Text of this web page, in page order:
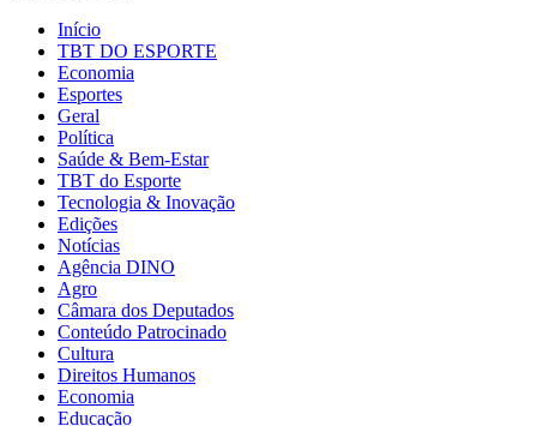
Início
TBT DO ESPORTE
Economia
Esportes
Geral
Política
Saúde & Bem-Estar
TBT do Esporte
Tecnologia & Inovação
Edições
Notícias
Agência DINO
Agro
Câmara dos Deputados
Conteúdo Patrocinado
Cultura
Direitos Humanos
Economia
Educação